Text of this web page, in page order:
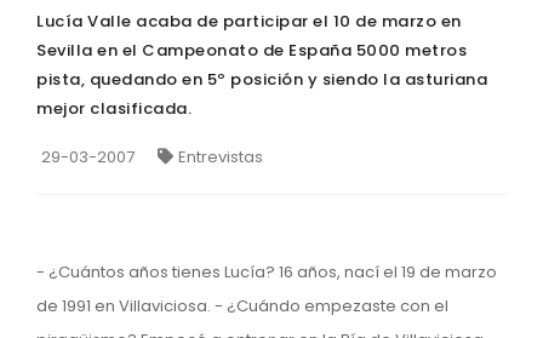
Lucía Valle acaba de participar el 10 de marzo en
Sevilla en el Campeonato de España 5000 metros
pista, quedando en 5º posición y siendo la asturiana
mejor clasificada.
29-03-2007 Entrevistas
- ¿Cuántos años tienes Lucía? 16 años, nací el 19 de marzo
de 1991 en Villaviciosa. - ¿Cuándo empezaste con el